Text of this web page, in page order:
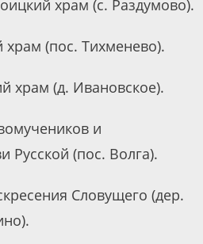
храм (с. Раздумово).
храм (пос. Тихменево).
храм (д. Ивановское).
и
Русской (пос. Волга).
Словущего (дер.